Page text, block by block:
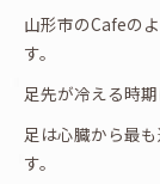
山形市のCafeの
す。
足先が冷える時期
足は心臓から最
す。